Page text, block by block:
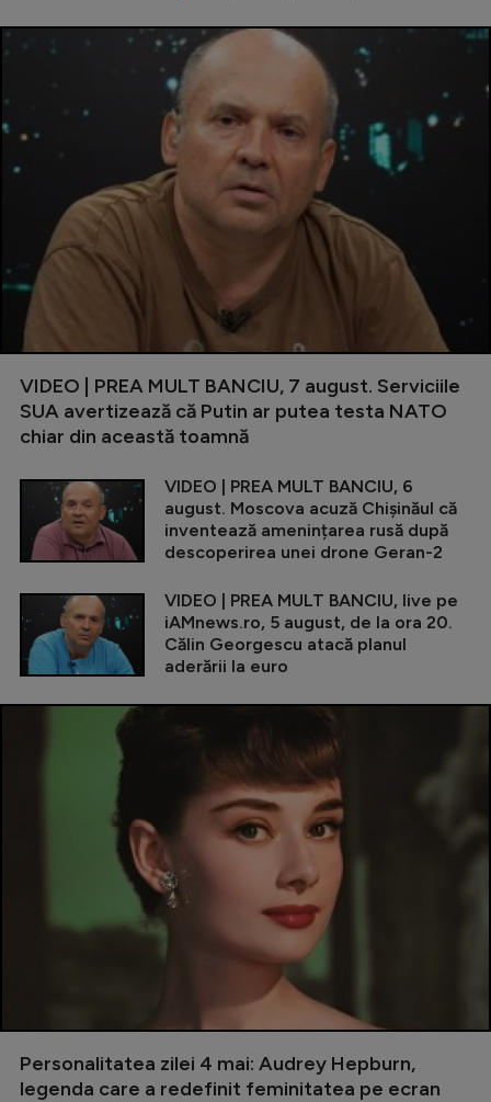
VIDEO | PREA MULT BANCIU, 7 august. Serviciile
SUA avertizează că Putin ar putea testa NATO
chiar din această toamnă
VIDEO | PREA MULT BANCIU, 6
august. Moscova acuză Chișinăul că
inventează amenințarea rusă după
descoperirea unei drone Geran-2
VIDEO | PREA MULT BANCIU, live pe
iAMnews.ro, 5 august, de la ora 20.
Călin Georgescu atacă planul
aderării la euro
Personalitatea zilei 4 mai: Audrey Hepburn,
legenda care a redefinit feminitatea pe ecran